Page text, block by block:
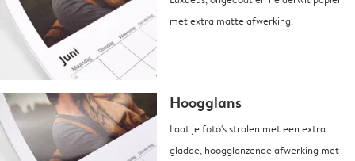
met extra matte afwerking.
Hoogglans
Laat je foto's stralen met een extra
gladde, hoogglanzende afwerking met